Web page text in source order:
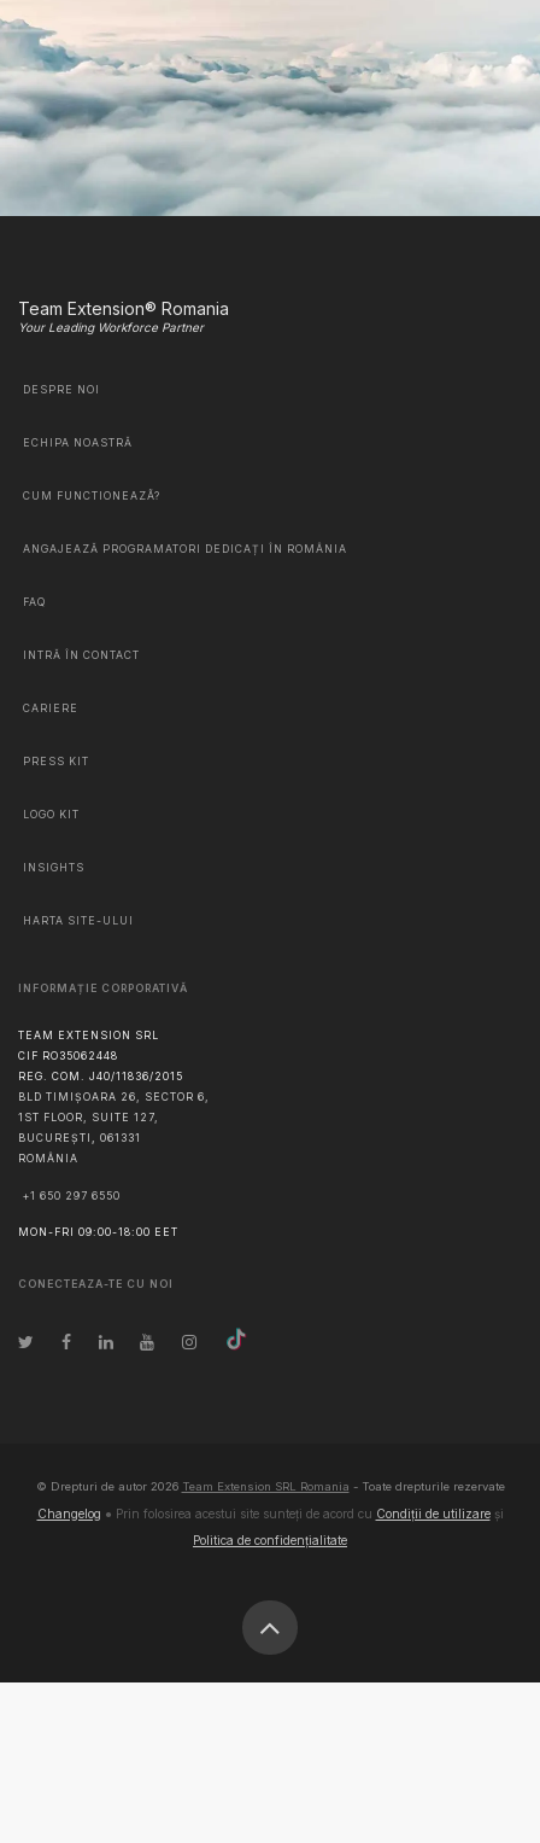
Team Extension® Romania
Your Leading Workforce Partner
DESPRE NOI
ECHIPA NOASTRĂ
CUM FUNCTIONEAZÃ?
ANGAJEAZĂ PROGRAMATORI DEDICAȚI ÎN ROMÂNIA
FAQ
INTRĂ ÎN CONTACT
CARIERE
PRESS KIT
LOGO KIT
INSIGHTS
HARTA SITE-ULUI
INFORMAȚIE CORPORATIVĂ
TEAM EXTENSION SRL
CIF RO35062448
REG. COM. J40/11836/2015
BLD TIMIȘOARA 26, SECTOR 6,
1ST FLOOR, SUITE 127,
BUCUREŞTI , 061331
ROMÂNIA
+1 650 297 6550
MON-FRI 09:00-18:00 EET
CONECTEAZA-TE CU NOI
© Drepturi de autor 2026 Team Extension SRL Romania - Toate drepturile rezervate
Changelog ● Prin folosirea acestui site sunteți de acord cu Condiții de utilizareși
Politica de confidențialitate